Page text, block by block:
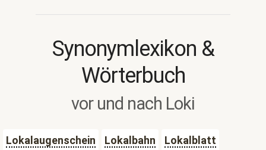
Synonymlexikon &
Wörterbuch
vor und nach Loki
Lokalaugenschein Lokalbahn
Lokalblatt